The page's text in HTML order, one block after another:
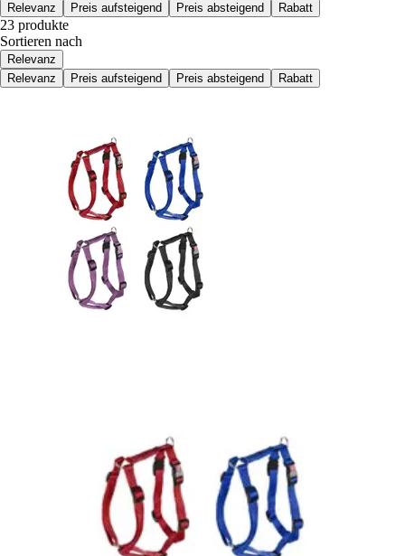
Relevanz
Preis aufsteigend Preis absteigend Rabatt
23 produkte
Sortieren nach
Relevanz
Relevanz
Preis aufsteigend Preis absteigend Rabatt